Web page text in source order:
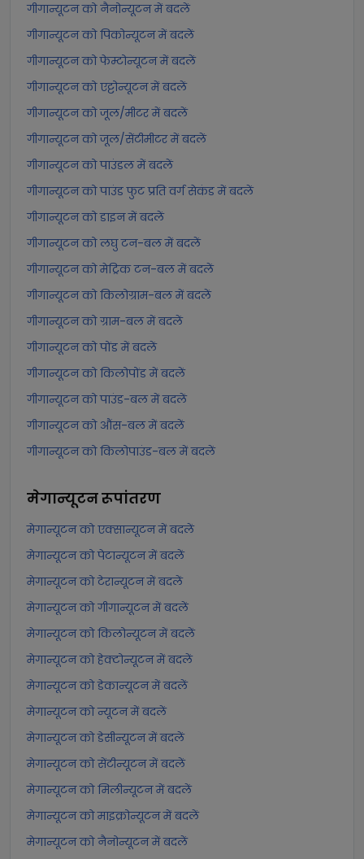
गीगान्यूटन को नैनोन्यूटन में बदलें
गीगान्यूटन को पिकोन्यूटन में बदलें
गीगान्यूटन को फेम्टोन्यूटन में बदलें
गीगान्यूटन को एट्टोन्यूटन में बदलें
गीगान्यूटन को जूल/मीटर में बदलें
गीगान्यूटन को जूल/सेंटीमीटर में बदलें
गीगान्यूटन को पाउंडल में बदलें
गीगान्यूटन को पाउंड फुट प्रति वर्ग सेकंड में बदलें
गीगान्यूटन को डाइन में बदलें
गीगान्यूटन को लघु टन-बल में बदलें
गीगान्यूटन को मेट्रिक टन-बल में बदलें
गीगान्यूटन को किलोग्राम-बल में बदलें
गीगान्यूटन को ग्राम-बल में बदलें
गीगान्यूटन को पोंड में बदलें
गीगान्यूटन को किलोपोंड में बदलें
गीगान्यूटन को पाउंड-बल में बदलें
गीगान्यूटन को औंस-बल में बदलें
गीगान्यूटन को किलोपाउंड-बल में बदलें
मेगान्यूटनरूपांतरण
मेगान्यूटन को एक्सान्यूटन में बदलें
मेगान्यूटन को पेटान्यूटन में बदलें
मेगान्यूटन को टेरान्यूटन में बदलें
मेगान्यूटन को गीगान्यूटन में बदलें
मेगान्यूटन को किलोन्यूटन में बदलें
मेगान्यूटन को हेक्टोन्यूटन में बदलें
मेगान्यूटन को डेकान्यूटन में बदलें
मेगान्यूटन को न्यूटन में बदलें
मेगान्यूटन को डेसीन्यूटन में बदलें
मेगान्यूटन को सेंटीन्यूटन में बदलें
मेगान्यूटन को मिलीन्यूटन में बदलें
मेगान्यूटन को माइक्रोन्यूटन में बदलें
मेगान्यूटन को नैनोन्यूटन में बदलें